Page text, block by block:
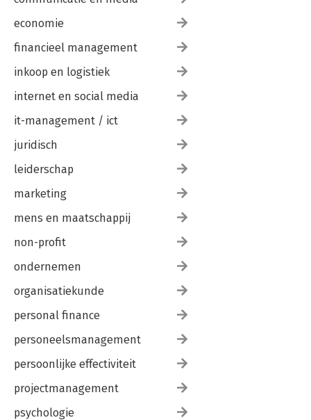
economie
financieel management
inkoop en logistiek
internet en social media
it-management / ict
juridisch
leiderschap
marketing
mens en maatschappij
non-profit
ondernemen
organisatiekunde
personal finance
personeelsmanagement
persoonlijke effectiviteit
projectmanagement
psychologie